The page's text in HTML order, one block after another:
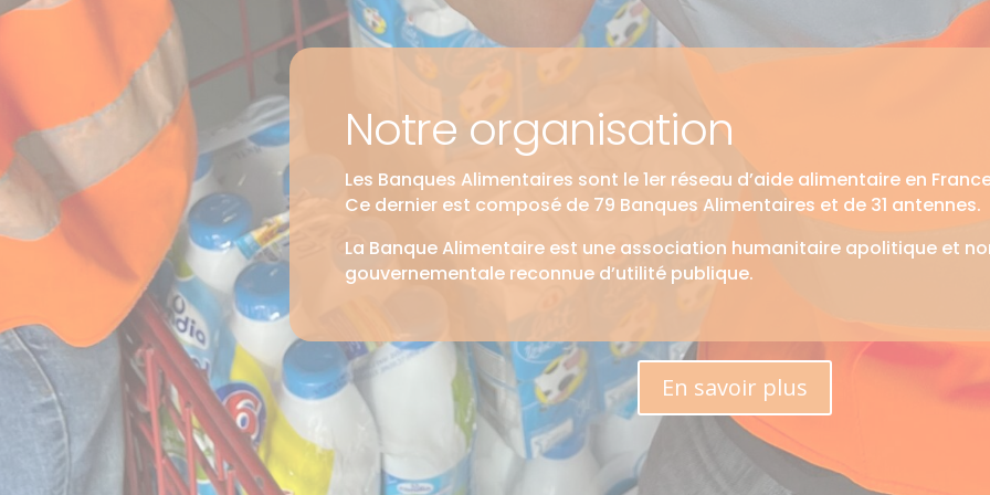
Notre organisation
Les Banques Alimentaires sont le 1er réseau d’aide alimentaire en
Ce dernier est composé de 79 Banques Alimentaires et de 31 antennes.
La Banque Alimentaire est une association humanitaire apolitique et
gouvernementale reconnue d’utilité publique.
En savoir plus